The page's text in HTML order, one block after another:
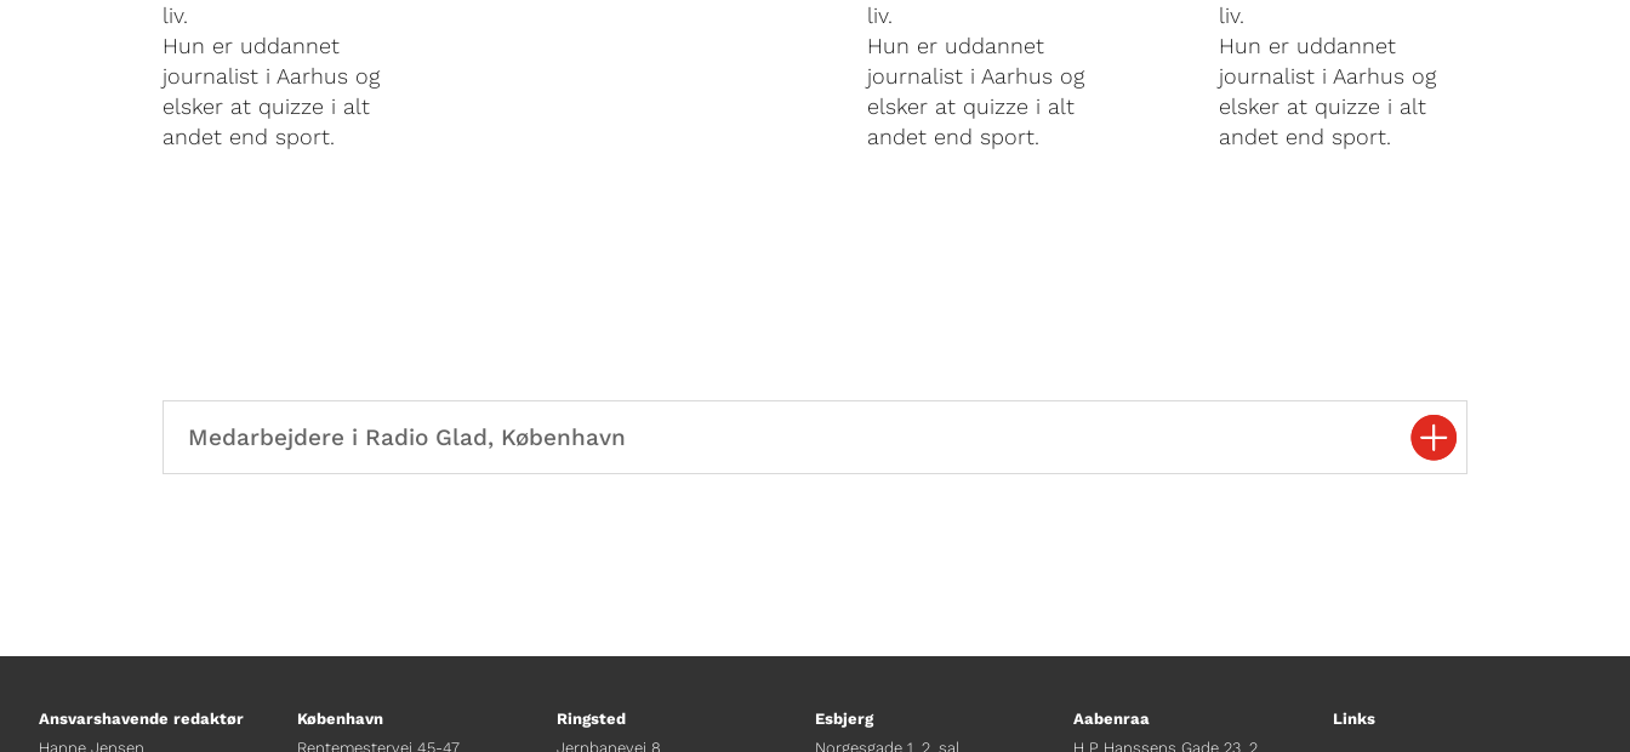
liv.
Hun er uddannet
journalist i Aarhus og
elsker at quizze i alt
andet end sport.
liv.
Hun er uddannet
journalist i Aarhus og
elsker at quizze i alt
andet end sport.
liv.
Hun er uddannet
journalist i Aarhus og
elsker at quizze i alt
andet end sport.
Medarbejdere i Radio Glad, København
Ansvarshavende redaktør
Hanne Jensen
København
Rentemestervej 45-47
Ringsted
Jernbanevej 8
Esbjerg
Norgesgade 1, 2. sal
Aabenraa
H P Hanssens Gade 23, 2.
Links